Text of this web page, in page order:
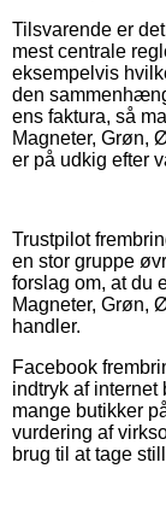
Tilsvarende er
mest centrale
eksempelvis
den
ens faktura, så
Magneter, Grøn,
er på udkig efter
Trustpilot
en stor gruppe
forslag om, at du
Magneter, Grøn,
handler.
Facebook
indtryk af internet
mange butikker
vurdering af
brug til at tage